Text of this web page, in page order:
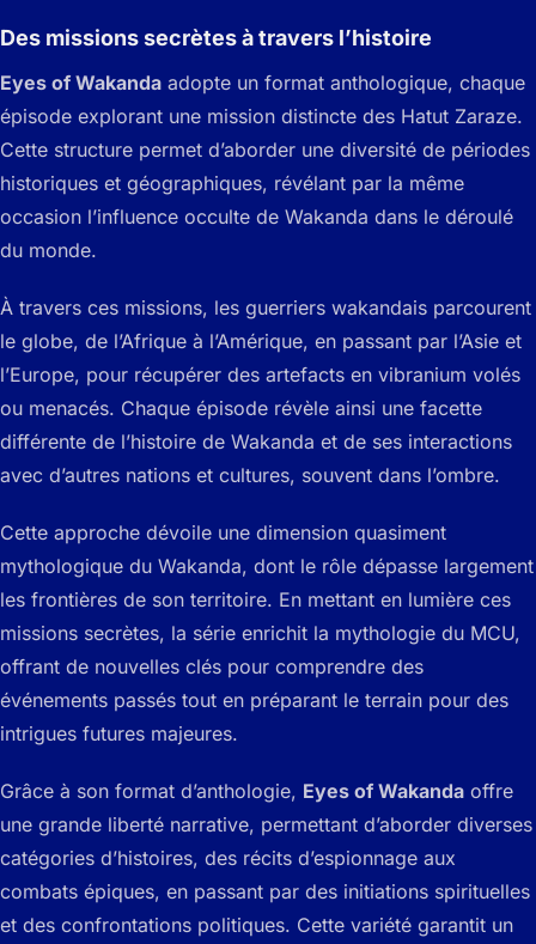
Des missions secrètes à travers l’histoire
Eyes of Wakanda adopte un format anthologique, chaque
épisode explorant une mission distincte des Hatut Zaraze.
Cette structure permet d’aborder une diversité de périodes
historiques et géographiques, révélant par la même
occasion l’influence occulte de Wakanda dans le déroulé
du monde.
À travers ces missions, les guerriers wakandais parcourent
le globe, de l’Afrique à l’Amérique, en passant par l’Asie et
l’Europe, pour récupérer des artefacts en vibranium volés
ou menacés. Chaque épisode révèle ainsi une facette
différente de l’histoire de Wakanda et de ses interactions
avec d’autres nations et cultures, souvent dans l’ombre.
Cette approche dévoile une dimension quasiment
mythologique du Wakanda, dont le rôle dépasse largement
les frontières de son territoire. En mettant en lumière ces
missions secrètes, la série enrichit la mythologie du MCU,
offrant de nouvelles clés pour comprendre des
événements passés tout en préparant le terrain pour des
intrigues futures majeures.
Grâce à son format d’anthologie, Eyes of Wakanda offre
une grande liberté narrative, permettant d’aborder diverses
catégories d’histoires, des récits d’espionnage aux
combats épiques, en passant par des initiations spirituelles
et des confrontations politiques. Cette variété garantit un